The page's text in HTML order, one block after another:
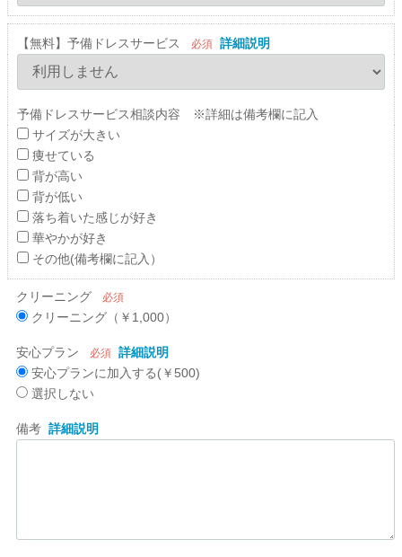
【無料】予備ドレスサービス 必須 詳細説明
予備ドレスサービス相談内容 ※詳細は備考欄に記入
サイズが大きい
痩せている
背が高い
背が低い
落ち着いた感じが好き
華やかが好き
その他(備考欄に記入）
クリーニング 必須
クリーニング（￥1,000）
安心プラン 必須 詳細説明
安心プランに加入する(￥500)
選択しない
備考 詳細説明